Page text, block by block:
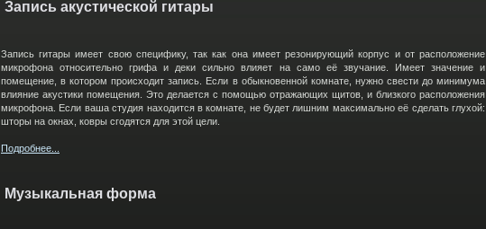
Запись акустической гитары
Запись гитары имеет свою специфику, так как она имеет резонирующий корпус и от расположение
микрофона относительно грифа и деки сильно влияет на само её звучание. Имеет значение и
помещение, в котором происходит запись. Если в обыкновенной комнате, нужно свести до минимума
влияние акустики помещения. Это делается с помощью отражающих щитов, и близкого расположения
микрофона. Если ваша студия находится в комнате, не будет лишним максимально её сделать глухой:
шторы на окнах, ковры сгодятся для этой цели.
Подробнее...
Музыкальная форма